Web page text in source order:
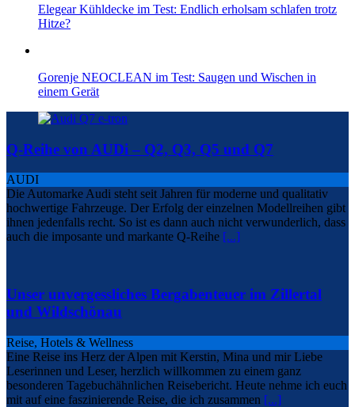
Elegear Kühldecke im Test: Endlich erholsam schlafen trotz
Hitze?
Gorenje NEOCLEAN im Test: Saugen und Wischen in
einem Gerät
Q-Reihe von AUDi – Q2, Q3, Q5 und Q7
AUDI
Die Automarke Audi steht seit Jahren für moderne und qualitativ
hochwertige Fahrzeuge. Der Erfolg der einzelnen Modellreihen gibt
ihnen jedenfalls recht. So ist es dann auch nicht verwunderlich, dass
auch die imposante und markante Q-Reihe [...]
Unser unvergessliches Bergabenteuer im Zillertal
und Wildschönau
Reise, Hotels & Wellness
Eine Reise ins Herz der Alpen mit Kerstin, Mina und mir Liebe
Leserinnen und Leser, herzlich willkommen zu einem ganz
besonderen Tagebuchähnlichen Reisebericht. Heute nehme ich euch
mit auf eine faszinierende Reise, die ich zusammen [...]